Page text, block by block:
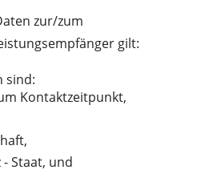
zur/zum
gilt:
sind:
Kontaktzeitpunkt,
Staat, und